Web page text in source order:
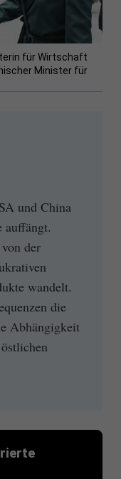
für Wirtschaft
Minister für
und China
auffängt.
der
wandelt.
die
Abhängigkeit